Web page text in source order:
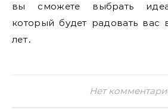
вы сможете выбрать
который будет радовать вас
лет․
Нет